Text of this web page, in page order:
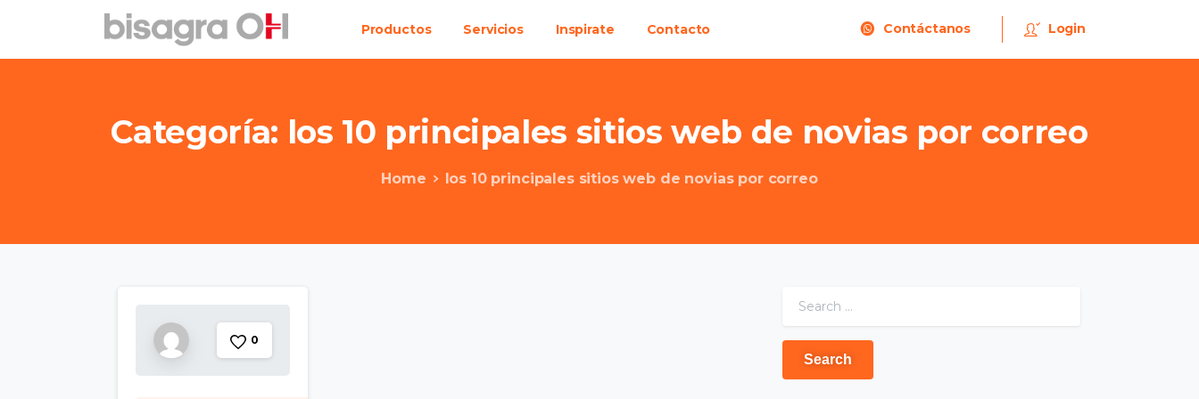
Productos Servicios Inspirate Contacto Contáctanos Login
Categoría: los 10 principales sitios web de novias por correo
Home los 10 principales sitios web de novias por correo
0